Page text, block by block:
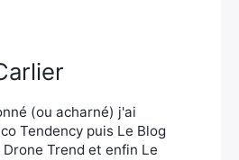
(ou acharné) j'ai
Tendency puis Le Blog
Trend et enfin Le